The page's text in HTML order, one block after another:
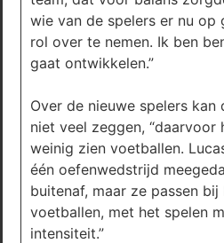
wie van de spelers er nu op
rol over te nemen. Ik ben
gaat ontwikkelen.”
Over de nieuwe spelers
niet veel zeggen, “daarvoor
weinig zien voetballen.
één oefenwedstrijd
buitenaf, maar ze passen
voetballen, met het spelen
intensiteit.”